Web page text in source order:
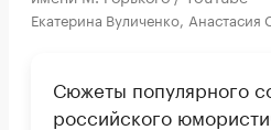
Екатерина Вуличенко,
Сюжеты популярного
российского